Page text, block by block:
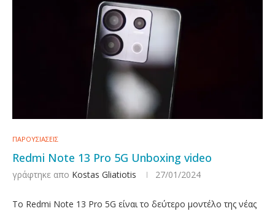
ΠΑΡΟΥΣΙΑΣΕΙΣ
Redmi Note 13 Pro 5G Unboxing video
γράφτηκε απο Kostas Gliatiotis 27/01/2024
Το Redmi Note 13 Pro 5G είναι το δεύτερο μοντέλο της νέας